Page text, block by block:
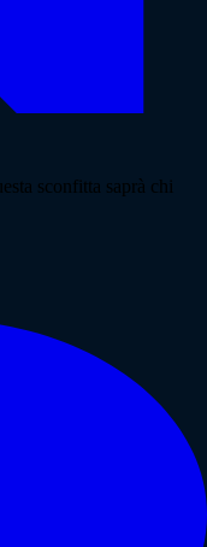
sconfitta saprà chi